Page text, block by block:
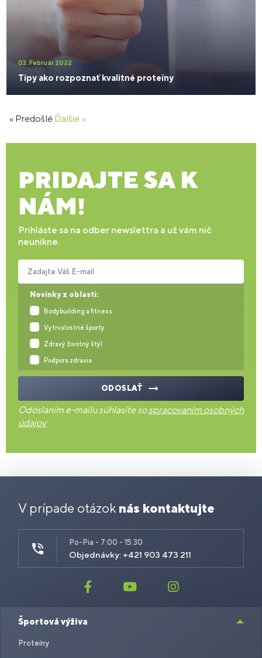
03. Február 2022
Tipy ako rozpoznať kvalitné proteíny
« Predošlé Ďalšie »
PRIDAJTE SA K
NÁM!
Prihláste sa na odber newslettra a už vám nič
neunikne.
Novinky z oblasti:
Bodybuilding a fitness
Vytrvalostné športy
Zdravý životný štýl
Podpora zdravia
Zadajte Váš E-mail
ODOSLAŤ
Odoslaním e-mailu súhlasíte sospracovaním osobných
údajov
V prípade otázok nás kontaktujte
Po-Pia - 7:00 - 15:30
Objednávky: +421 903 473 211
Športová výživa
Proteíny